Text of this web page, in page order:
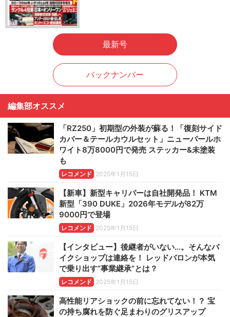
最新号
バックナンバー
編集部オススメ
「RZ250」初期型の外装が蘇る！「復刻サイド
カバー＆テールカウルセット」ニューパールホ
ワイト8万8000円で発売 ステッカー&未塗装
も
レコメンド 2025年1月15日
【新車】新型キャリパーは自社開発品！ KTM
新型「390 DUKE」2026年モデルが82万
9000円で登場
レコメンド 2025年1月15日
【インタビュー】後継者がいない…。そんなバ
イクショップは連絡を！ レッドバロンが本気
で乗り出す“事業継承”とは？
レコメンド 2025年1月15日
高性能リアショックの前に忘れてない！？ 宝
の持ち腐れを防ぐ足まわりのグリスアップ